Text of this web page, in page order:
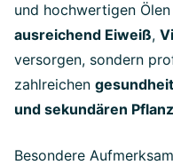
und hochwertigen
ausreichend Eiweiß,
versorgen, sondern
zahlreichen
und sekundären
Besondere